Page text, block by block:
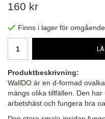
160 kr
Finns i lager för
Produktbeskrivning:
WallDO är en d-formad
mängs olika tillfällen. Den
arbetshäst och fungera bra